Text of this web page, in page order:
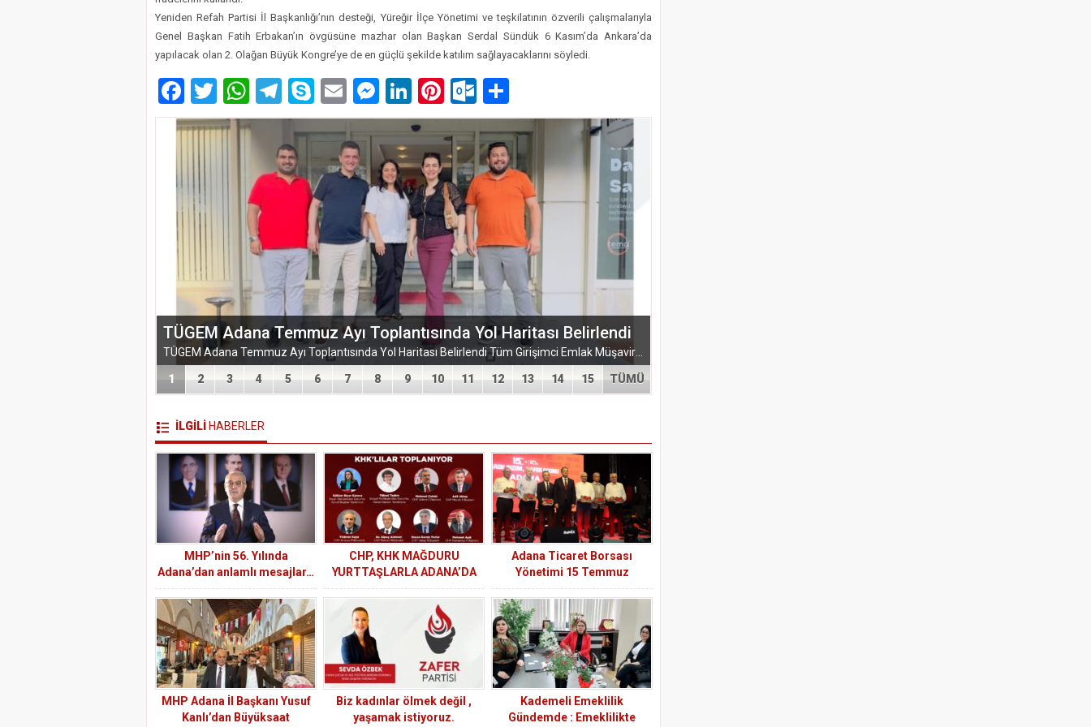
Yeniden Refah Partisi İl Başkanlığı’nın desteği, Yüreğir İlçe Yönetimi ve teşkilatının özverili çalışmalarıyla
Genel Başkan Fatih Erbakan’ın övgüsüne mazhar olan Başkan Serdal Sündük 6 Kasım’da Ankara’da
yapılacak olan 2. Olağan Büyük Kongre’ye de en güçlü şekilde katılım sağlayacaklarını söyledi.
Facebook
Twitter
WhatsApp
Telegram
SkypeEmailMessenger
LinkedIn
Pinterest
Outlook.com
EĞİTİM-BİR-SEN ADANA ŞUBESİ’NDEN KAHRAMANMARAŞ’A
VEFA VE DAYANIŞMA ÇIKARMASI
EĞİTİM-BİR-SEN ADANA ŞUBESİ’NDEN KAHRAMANMARAŞ’A VEFA VE DAYANIŞMA ÇIKARMASI Eğitim-Bir-Sen Adana Şubesi, Kahramanmaraş’ta anlamlı temaslarda bulundu. Adana heyeti; sendikal dayanışmayı güçlendirmek...
1 2 3 4 5 6 7 8 9 10 11 12 13 14 15 TÜMÜ
İLGİLİ HABERLER
MHP’nin 56. Yılında
Adana’dan anlamlı mesajlar…
CHP, KHK MAĞDURU
YURTTAŞLARLA ADANA’DA
BULUŞUYOR
Adana Ticaret Borsası
Yönetimi 15 Temmuz
Demokrasi ve Millî Birlik Günü
Programına Katıldı
MHP Adana İl Başkanı Yusuf
Kanlı’dan Büyüksaat
Biz kadınlar ölmek değil ,
yaşamak istiyoruz.
Kademeli Emeklilik
Gündemde : Emeklilikte